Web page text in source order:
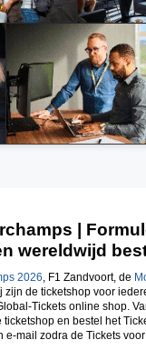
|
wereldwijd
2026 , F1 Zandvoort, de
zijn de ticketshop voor
Tickets online shop.
en bestel het
e-mail zodra de Tickets